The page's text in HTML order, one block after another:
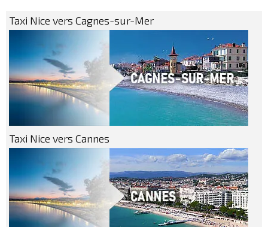
Taxi Nice vers Cagnes-sur-Mer
Taxi Nice vers Cannes